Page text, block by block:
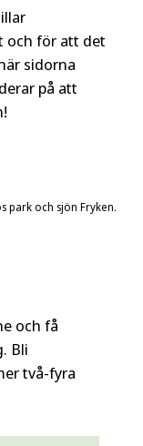
och för att det
sidorna
på att
park och sjön Fryken.
och få
Bli
två-fyra